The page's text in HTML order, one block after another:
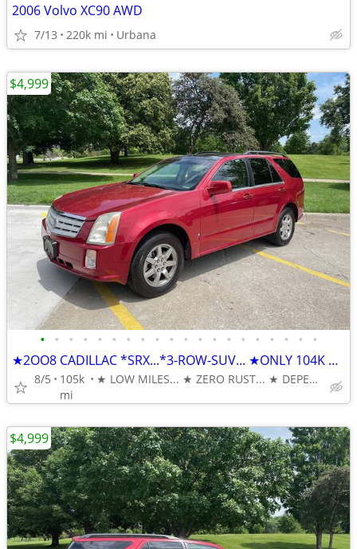
2006 Volvo XC90 AWD
7/13 220k mi Urbana
• • • • • • • • • • • • • • • • • • • •
★2OO8 CADILLAC *SRX...*3-ROW-SUV... ★ONLY 104K MILES
8/5
105k
mi
★ LOW MILES... ★ ZERO RUST... ★ DEPENDABLE & AFFORDABLE
$4,999
$4,999